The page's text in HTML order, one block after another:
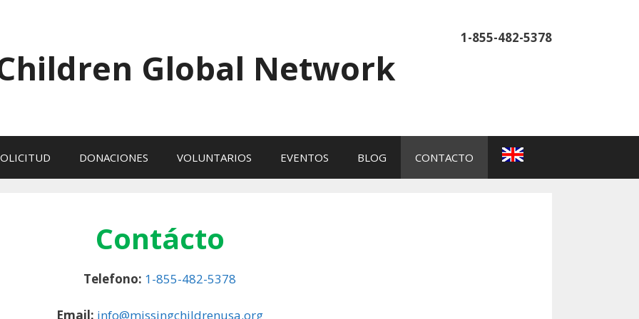
1-855-482-5378
Global Network
DONACIONES VOLUNTARIOS EVENTOS BLOG CONTACTO
Contácto
Telefono: 1-855-482-5378
Email: info@missingchildrenusa.org